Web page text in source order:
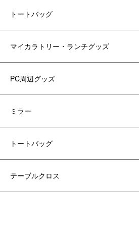
トートバッグ
マイカラトリー・ランチグッズ
PC周辺グッズ
ミラー
トートバッグ
テーブルクロス